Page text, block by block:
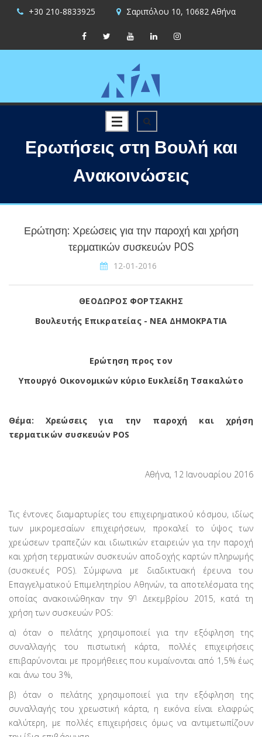
+30 210-8833925 Σαριπόλου 10, 10682 Αθήνα
Ερωτήσεις στη Βουλή και
Ανακοινώσεις
Ερώτηση: Χρεώσεις για την παροχή και χρήση
τερματικών συσκευών POS
12-01-2016
ΘΕΟΔΩΡΟΣ ΦΟΡΤΣΑΚΗΣ
Βουλευτής Επικρατείας - ΝΕΑ ΔΗΜΟΚΡΑΤΙΑ
Ερώτηση προς τον
Υπουργό Οικονομικών κύριο Ευκλείδη Τσακαλώτο
Θέμα: Χρεώσεις για την παροχή και χρήση
τερματικών συσκευών POS
Αθήνα, 12 Ιανουαρίου 2016
Τις έντονες διαμαρτυρίες του επιχειρηματικού κόσμου, ιδίως
των μικρομεσαίων επιχειρήσεων, προκαλεί το ύψος των
χρεώσεων τραπεζών και ιδιωτικών εταιρειών για την παροχή
και χρήση τερματικών συσκευών αποδοχής καρτών πληρωμής
(συσκευές POS). Σύμφωνα με διαδικτυακή έρευνα του
Επαγγελματικού Επιμελητηρίου Αθηνών, τα αποτελέσματα της
οποίας ανακοινώθηκαν την 9η
Δεκεμβρίου 2015, κατά τη
χρήση των συσκευών POS:
α) όταν ο πελάτης χρησιμοποιεί για την εξόφληση της
συναλλαγής του πιστωτική κάρτα, πολλές επιχειρήσεις
επιβαρύνονται με προμήθειες που κυμαίνονται από 1,5% έως
και άνω του 3%,
β) όταν ο πελάτης χρησιμοποιεί για την εξόφληση της
συναλλαγής του χρεωστική κάρτα, η εικόνα είναι ελαφρώς
καλύτερη, με πολλές επιχειρήσεις όμως να αντιμετωπίζουν